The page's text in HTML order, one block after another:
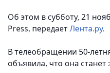
Об этом в субботу, 21
Press, передаетЛента.ру.
В телеобращении 50-
объявила, что она